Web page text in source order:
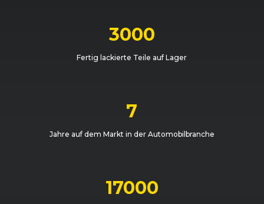
5er-Reihe (E34) Limousine (01/88 - 09/95)
5er-Reihe (E34) Touring (09/91 - 09/96)
3000
Fertig lackierte Teile auf Lager
7
Jahre auf dem Markt in der Automobilbranche
17000